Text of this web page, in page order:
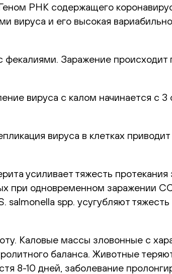
РНК содержащего
вируса и его высокая
Заражение происходит
вируса с калом начинается с 3
вируса в клетках
усиливает тяжесть протекания
при одновременном заражении
salmonella spp. усугубляют
Каловые массы зловонные с
баланса. Животные
8-10 дней, заболевание